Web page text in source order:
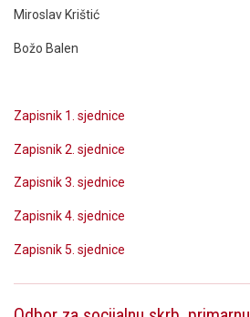
Miroslav Krištić
Božo Balen
Zapisnik 1. sjednice
Zapisnik 2. sjednice
Zapisnik 3. sjednice
Zapisnik 4. sjednice
Zapisnik 5. sjednice